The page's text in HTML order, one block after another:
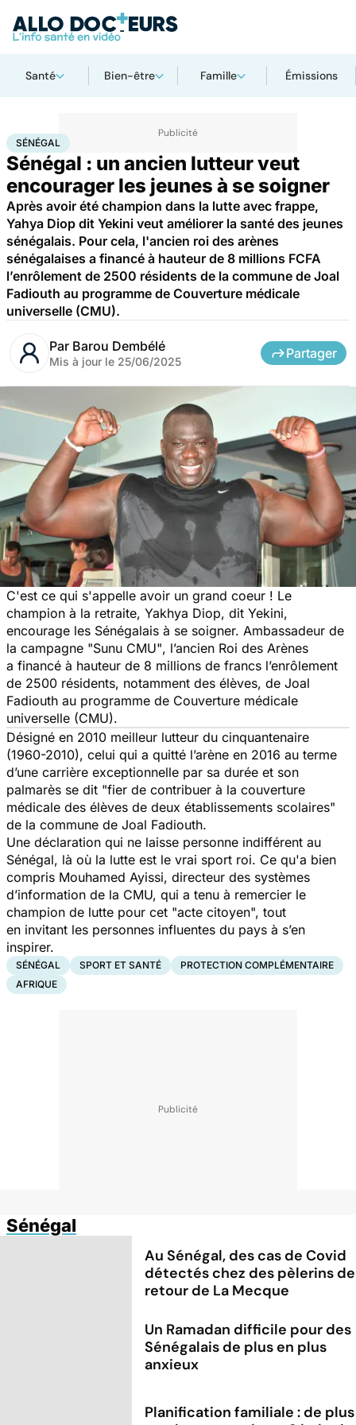
Santé Bien-être Famille Émissions
AccueilSanté
SÉNÉGAL
Sénégal : un ancien lutteur veut
encourager les jeunes à se soigner
Après avoir été champion dans la lutte avec frappe,
Yahya Diop dit Yekini veut améliorer la santé des jeunes
sénégalais. Pour cela, l'ancien roi des arènes
sénégalaises a financé à hauteur de 8 millions FCFA
l’enrôlement de 2500 résidents de la commune de Joal
Fadiouth au programme de Couverture médicale
universelle (CMU).
Par Barou Dembélé
Mis à jour le 25/06/2025
Partager
C'est ce qui s'appelle avoir un grand coeur ! Le
champion à la retraite, Yakhya Diop, dit Yekini,
encourage les Sénégalais à se soigner. Ambassadeur de
la campagne "Sunu CMU", l’ancien Roi des Arènes
a financé à hauteur de 8 millions de francs l’enrôlement
de 2500 résidents, notamment des élèves, de Joal
Fadiouth au programme de Couverture médicale
universelle (CMU).
Désigné en 2010 meilleur lutteur du cinquantenaire
(1960-2010), celui qui a quitté l’arène en 2016 au terme
d’une carrière exceptionnelle par sa durée et son
palmarès se dit "fier de contribuer à la couverture
médicale des élèves de deux établissements scolaires"
de la commune de Joal Fadiouth.
Une déclaration qui ne laisse personne indifférent au
Sénégal, là où la lutte est le vrai sport roi. Ce qu'a bien
compris Mouhamed Ayissi, directeur des systèmes
d’information de la CMU, qui a tenu à remercier le
champion de lutte pour cet "acte citoyen", tout
en invitant les personnes influentes du pays à s’en
inspirer.
SÉNÉGAL SPORT ET SANTÉ
PROTECTION COMPLÉMENTAIRE
AFRIQUE
Sénégal
Au Sénégal, des cas de Covid
détectés chez des pèlerins de
retour de La Mecque
Un Ramadan difficile pour des
Sénégalais de plus en plus
anxieux
Planification familiale : de plus